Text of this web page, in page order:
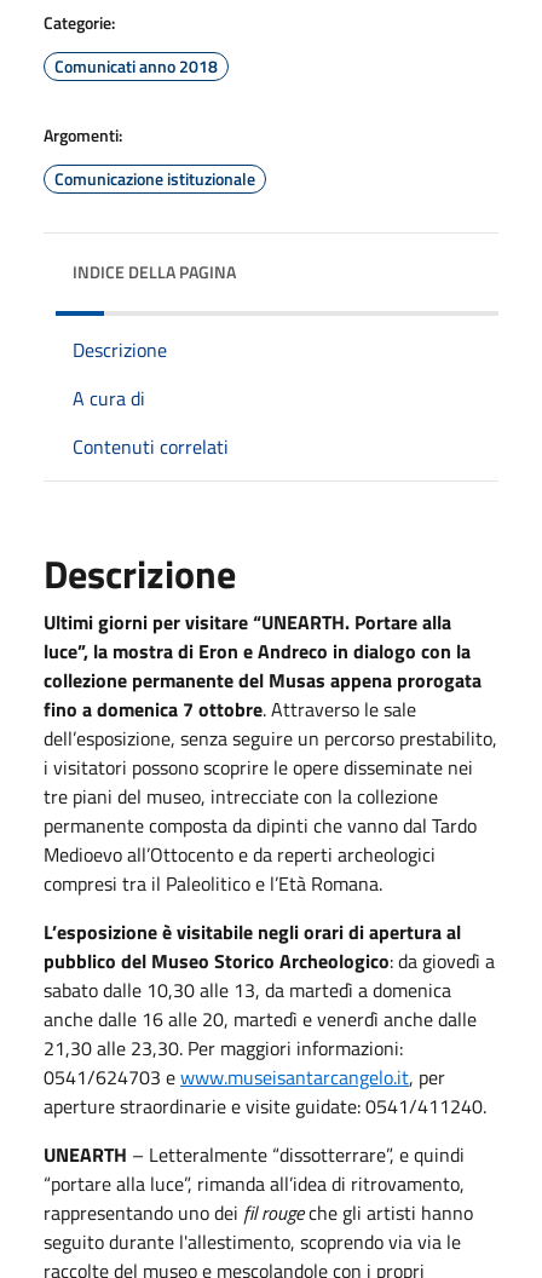
Categorie:
Comunicati anno 2018
Argomenti:
Comunicazione istituzionale
INDICE DELLA PAGINA
Descrizione
A cura di
Contenuti correlati
Descrizione
Ultimi giorni per visitare “UNEARTH. Portare alla
luce”, la mostra di Eron e Andreco in dialogo con la
collezione permanente del Musas appena prorogata
fino a domenica 7 ottobre. Attraverso le sale
dell’esposizione, senza seguire un percorso prestabilito,
i visitatori possono scoprire le opere disseminate nei
tre piani del museo, intrecciate con la collezione
permanente composta da dipinti che vanno dal Tardo
Medioevo all’Ottocento e da reperti archeologici
compresi tra il Paleolitico e l’Età Romana.
L’esposizione è visitabile negli orari di apertura al
pubblico del Museo Storico Archeologico: da giovedì a
sabato dalle 10,30 alle 13, da martedì a domenica
anche dalle 16 alle 20, martedì e venerdì anche dalle
21,30 alle 23,30. Per maggiori informazioni:
0541/624703 ewww.museisantarcangelo.it, per
aperture straordinarie e visite guidate: 0541/411240.
UNEARTH – Letteralmente “dissotterrare”, e quindi
“portare alla luce”, rimanda all’idea di ritrovamento,
rappresentando uno dei fil rougeche gli artisti hanno
seguito durante l'allestimento, scoprendo via via le
raccolte del museo e mescolandole con i propri